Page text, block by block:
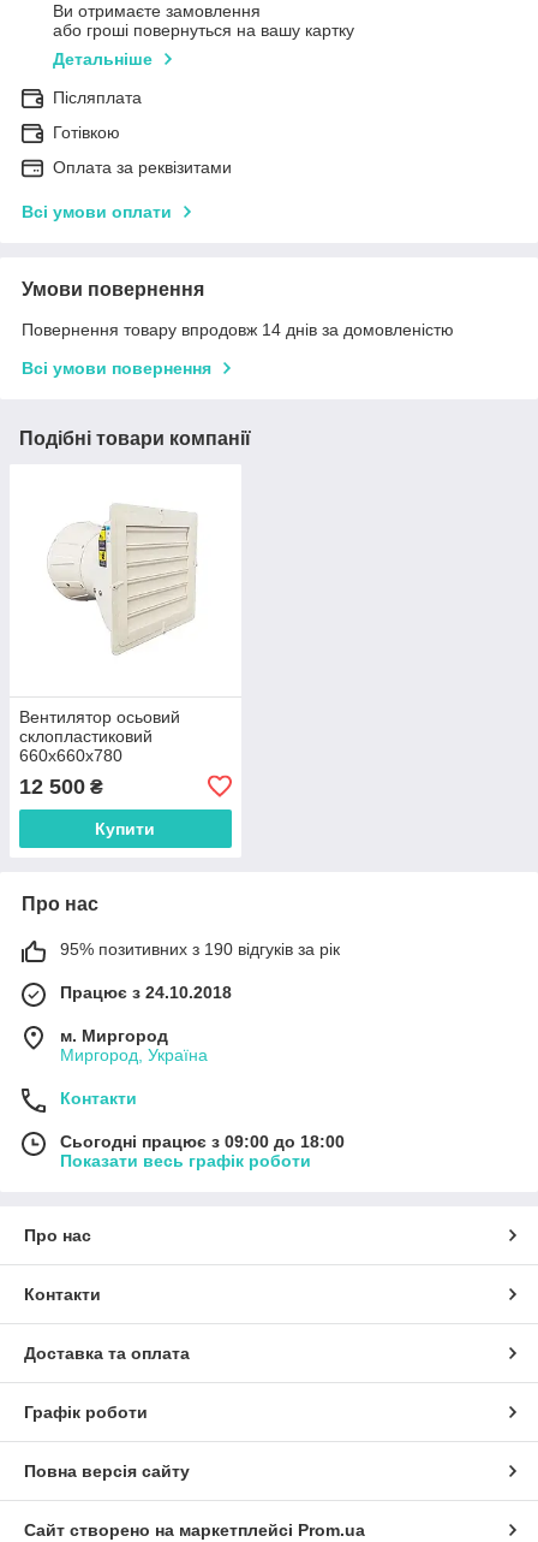
Ви отримаєте замовлення
або гроші повернуться на вашу картку
Детальніше
Післяплата
Готівкою
Оплата за реквізитами
Всі умови оплати
Умови повернення
Повернення товару впродовж 14 днів за домовленістю
Всі умови повернення
Подібні товари компанії
Вентилятор осьовий
склопластиковий
660х660х780
12 500 ₴
Купити
Про нас
95% позитивних з 190 відгуків за рік
Працює з 24.10.2018
м. Миргород
Миргород, Україна
Контакти
Сьогодні працює з 09:00 до 18:00
Показати весь графік роботи
Про нас
Контакти
Доставка та оплата
Графік роботи
Повна версія сайту
Сайт створено на маркетплейсі Prom.ua